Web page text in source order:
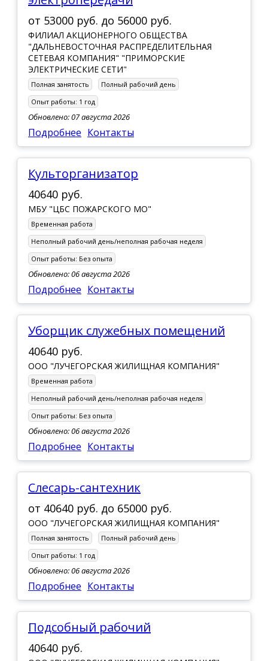
от 53000 руб. до 56000 руб.
ФИЛИАЛ АКЦИОНЕРНОГО ОБЩЕСТВА
"ДАЛЬНЕВОСТОЧНАЯ РАСПРЕДЕЛИТЕЛЬНАЯ
СЕТЕВАЯ КОМПАНИЯ" "ПРИМОРСКИЕ
ЭЛЕКТРИЧЕСКИЕ СЕТИ"
Полная занятость
Полный рабочий день
Опыт работы: 1 год
Обновлено: 07 августа 2026
Подробнее Контакты
Культорганизатор
40640 руб.
МБУ "ЦБС ПОЖАРСКОГО МО"
Временная работа
Неполный рабочий день/неполная рабочая неделя
Опыт работы: Без опыта
Обновлено: 06 августа 2026
Подробнее Контакты
уборщик служебных помещений
40640 руб.
ООО "ЛУЧЕГОРСКАЯ ЖИЛИЩНАЯ КОМПАНИЯ"
Временная работа
Неполный рабочий день/неполная рабочая неделя
Опыт работы: Без опыта
Обновлено: 06 августа 2026
Подробнее Контакты
слесарь-сантехник
от 40640 руб. до 65000 руб.
ООО "ЛУЧЕГОРСКАЯ ЖИЛИЩНАЯ КОМПАНИЯ"
Полная занятость
Полный рабочий день
Опыт работы: 1 год
Обновлено: 06 августа 2026
Подробнее Контакты
Подсобный рабочий
40640 руб.